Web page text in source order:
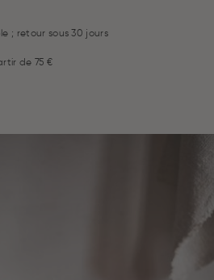
; retour sous 30 jours
de 75 €